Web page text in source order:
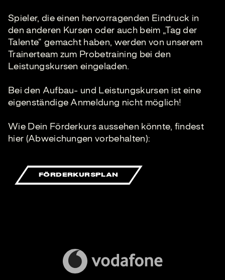
Spieler, die einen hervorragenden Eindruck in
den anderen Kursen oder auch beim „Tag der
Talente“ gemacht haben, werden von unserem
Trainerteam zum Probetraining bei den
Leistungskursen eingeladen.
Bei den Aufbau- und Leistungskursen ist eine
eigenständige Anmeldung nicht möglich!
Wie Dein Förderkurs aussehen könnte, findest
hier (Abweichungen vorbehalten):
FÖRDERKURSPLAN